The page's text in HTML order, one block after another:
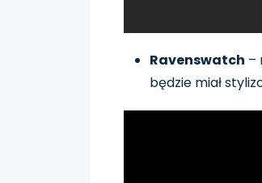
Ravenswatch –
będzie miał